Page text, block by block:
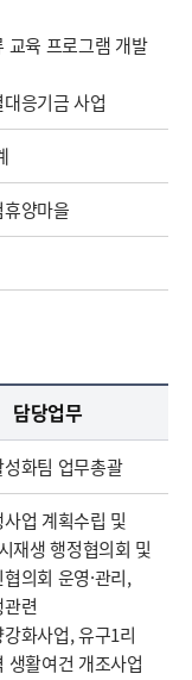
교육 프로그램 개발
응기금 사업
양마을
담당업무
화팀 업무총괄
사업 계획수립 및
재생 행정협의회 및
의회 운영·관리,
련
화사업, 유구1리
생활여건 개조사업